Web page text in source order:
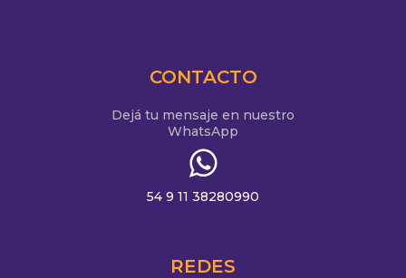
CONTACTO
Dejá tu mensaje en nuestro
WhatsApp
54 9 11 38280990
REDES